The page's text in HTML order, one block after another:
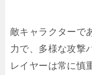
敵キャラクターで
力で、多様な攻撃
レイヤーは常に慎